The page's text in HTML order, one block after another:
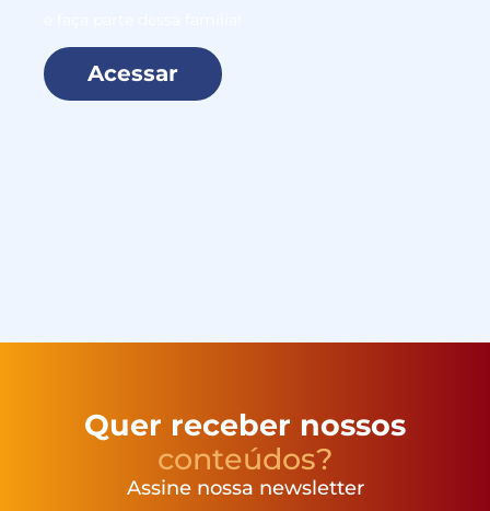
Acessar
Quer receber nossos
conteúdos?
Assine nossa newsletter